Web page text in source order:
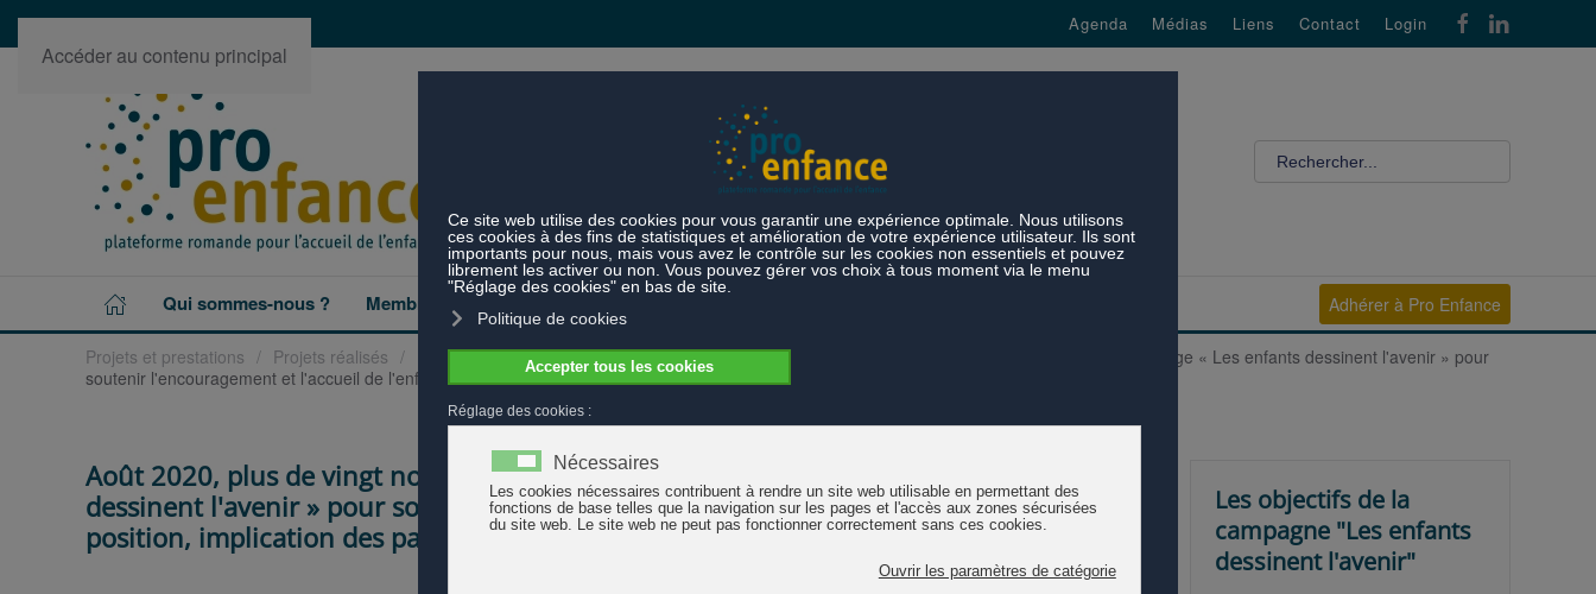
Accéder au contenu principal
Agenda Médias Liens Contact Login
Qui sommes-nous ? Membres Projets et prestations Adhérer à Pro Enfance
Projets et prestations Projets réalisés Les enfants dessinent l'avenir
Août 2020, plus de vingt nouvelles organisations appuient le message « Les enfants dessinent l'avenir » pour
soutenir l'encouragement et l'accueil de l'enfance : prise de position, implication des partenaires et communiqué de presse
Août 2020, plus de vingt nouvelles organisations appuient le message « Les enfants
dessinent l'avenir » pour soutenir l'encouragement et l'accueil de l'enfance : prise de
position, implication des partenaires et communiqué de presse
Les objectifs de la
campagne "Les enfants
dessinent l'avenir"